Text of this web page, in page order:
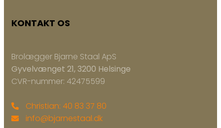
KONTAKT OS
Brolægger Bjarne Staal ApS
Gyvelvænget 21, 3200 Helsinge
CVR-nummer: 42475599
Christian: 40 83 37 80
info@bjarnestaal.dk